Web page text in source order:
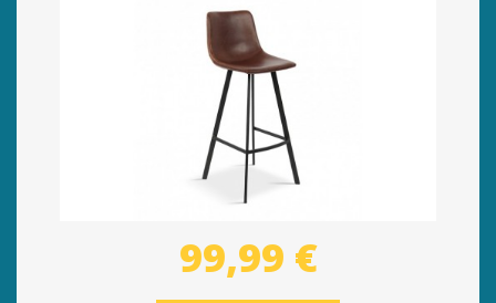
99,99 €